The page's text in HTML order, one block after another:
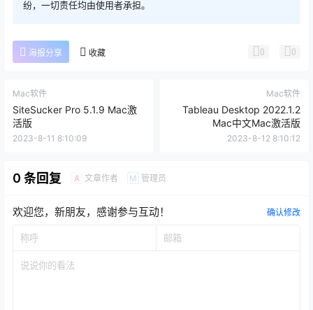
纷，一切责任均由使用者承担。
海报分享 收藏 0 0
Mac软件
SiteSucker Pro 5.1.9 Mac激
活版
2023-8-11 8:10:09
Mac软件
Tableau Desktop 2022.1.2
Mac中文Mac激活版
2023-8-12 8:10:12
0 条回复 A 文章作者 M 管理员
欢迎您，新朋友，感谢参与互动！ 确认修改